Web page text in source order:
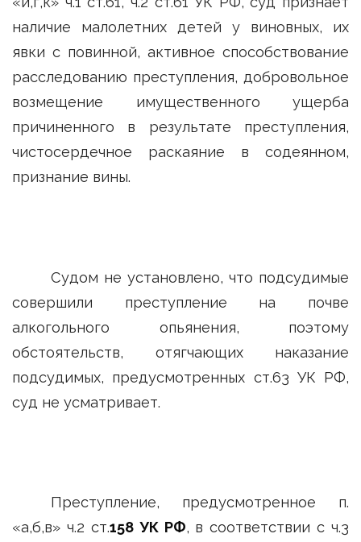
наличие малолетних детей у виновных, их
явки с повинной, активное способствование
расследованию преступления, добровольное
возмещение имущественного ущерба
причиненного в результате преступления,
чистосердечное раскаяние в содеянном,
признание вины.
Судом не установлено, что подсудимые
совершили преступление на почве
алкогольного опьянения, поэтому
обстоятельств, отягчающих наказание
подсудимых, предусмотренных ст.63 УК РФ,
суд не усматривает.
Преступление, предусмотренное п.
«а,б,в» ч.2 ст.158 УК РФ, в соответствии с ч.3